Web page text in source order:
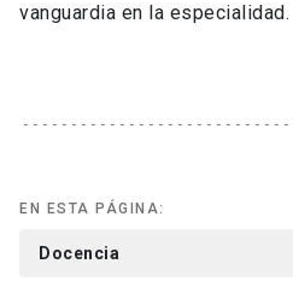
vanguardia en la especialidad.
EN ESTA PÁGINA:
Docencia